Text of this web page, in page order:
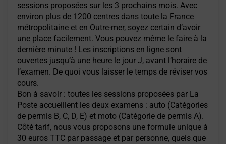
sessions proposées sur les 3 prochains mois. Avec
environ plus de 1200 centres dans toute la France
métropolitaine et en Outre-mer, soyez certain d’avoir
une place facilement. Vous pouvez même le faire à la
dernière minute ! Les inscriptions en ligne sont
ouvertes jusqu’à une heure le jour J, avant l’horaire de
l’examen. De quoi vous laisser le temps de réviser vos
cours.
Bon à savoir : toutes les sessions proposées par La
Poste accueillent les deux examens : auto (Catégories
de permis B, C, D, E) et moto (Catégorie de permis A).
Côté tarif, nous vous proposons une formule unique à
30 euros TTC par passage et par personne, quels que